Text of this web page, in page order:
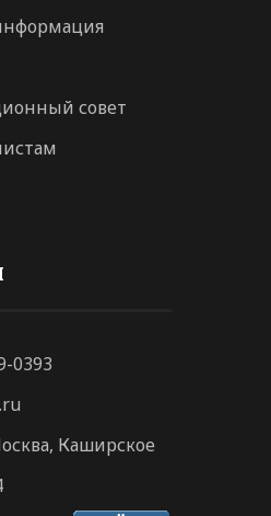
совет
0393
Каширское